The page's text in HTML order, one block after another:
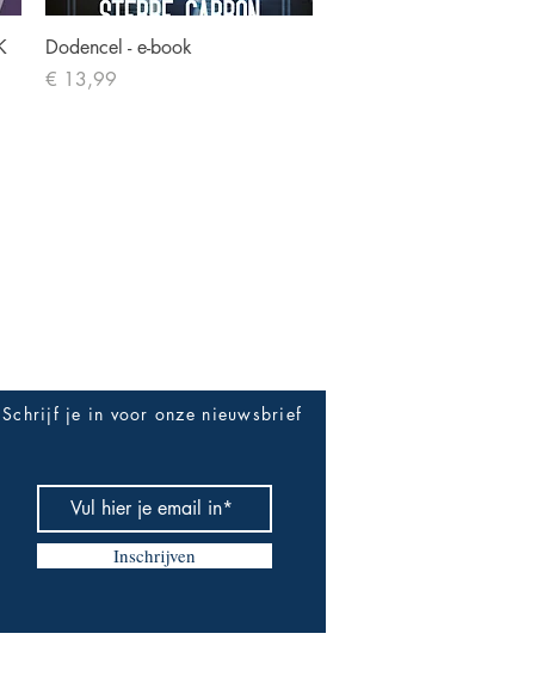
Snel overzicht
Dodencel - e-book
Prijs
€ 13,99
Schrijf je in voor onze nieuwsbrief
Inschrijven